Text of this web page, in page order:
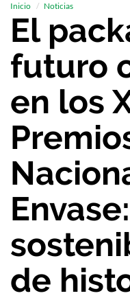
Inicio Noticias
El
futuro
en los
de